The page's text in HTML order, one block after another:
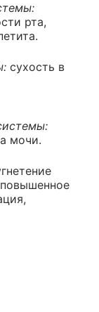
рта,
сухость в
мочи.